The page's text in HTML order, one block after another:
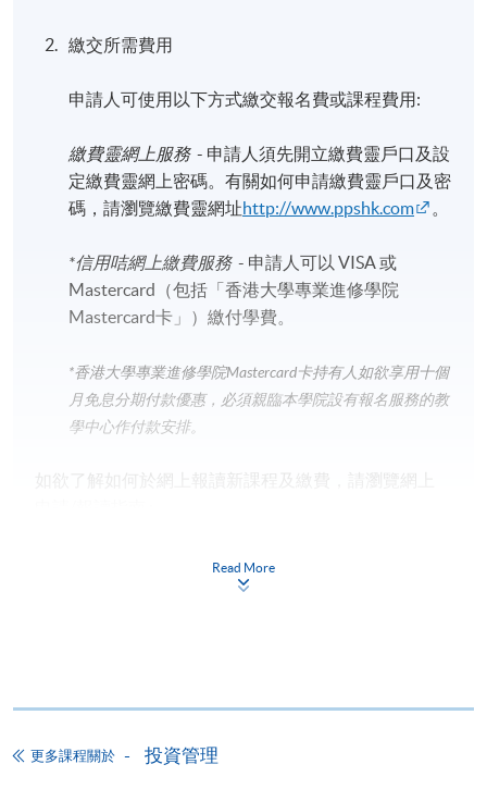
繳交所需費用
申請人可使用以下方式繳交報名費或課程費用:
繳費靈網上服務- 申請人須先開立繳費靈戶口及設
定繳費靈網上密碼。有關如何申請繳費靈戶口及密
碼，請瀏覽繳費靈網址http://www.ppshk.com 。
*信用咭網上繳費服務- 申請人可以 VISA 或
Mastercard（包括「香港大學專業進修學院
Mastercard卡」）繳付學費。
*香港大學專業進修學院Mastercard卡持有人如欲享用十個
月免息分期付款優惠，必須親臨本學院設有報名服務的教
學中心作付款安排。
如欲了解如何於網上報讀新課程及繳費，請瀏覽網上
交下期學費的學員，提供網上服務，如學員就讀的課
Read More
更多課程關於 投資管理